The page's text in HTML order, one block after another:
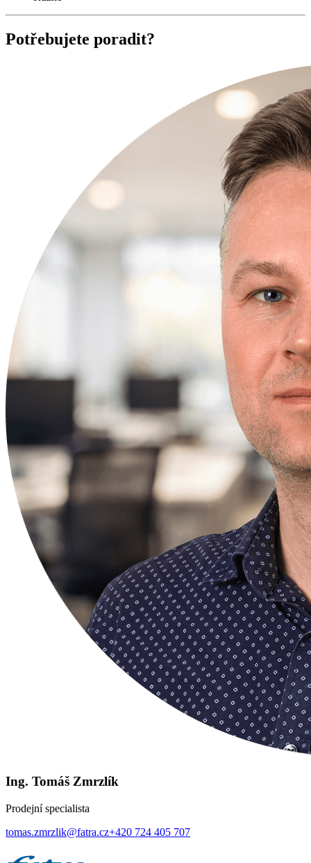
Potřebujete poradit?
Ing. Tomáš Zmrzlík
Prodejní specialista
tomas.zmrzlik@fatra.cz+420 724 405 707